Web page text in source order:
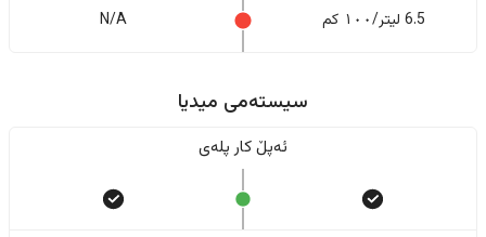
6.5 لیتر/١٠٠ کم N/A
سیستەمی میدیا
ئەپڵ کار پلەی